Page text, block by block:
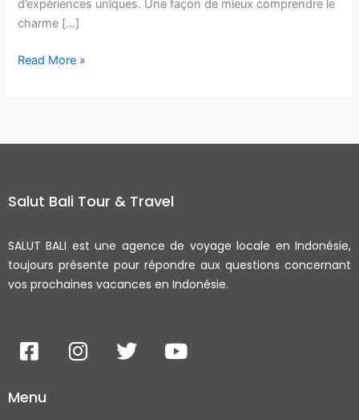
d’expériences uniques. Une façon de mieux comprendre le
charme […]
Read More »
Salut Bali Tour & Travel
SALUT BALI est une agence de voyage locale en Indonésie,
toujours présente pour répondre aux questions concernant
vos prochaines vacances en Indonésie.
F
a
e
I
n
T
w
Y
o
Menu